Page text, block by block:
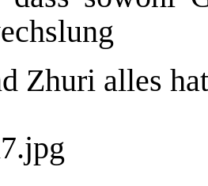
Zhuri alles